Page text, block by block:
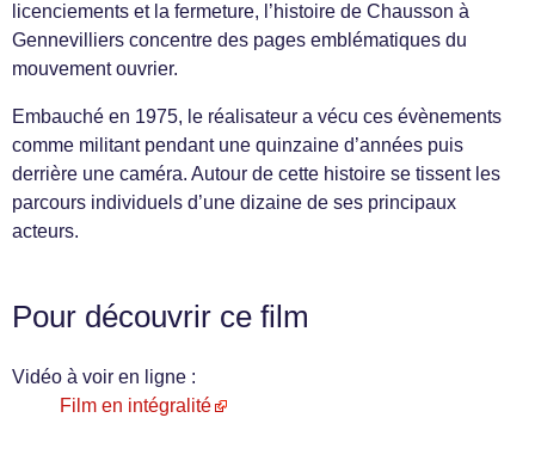
licenciements et la fermeture, l’histoire de Chausson à
Gennevilliers concentre des pages emblématiques du
mouvement ouvrier.
Embauché en 1975, le réalisateur a vécu ces évènements
comme militant pendant une quinzaine d’années puis
derrière une caméra. Autour de cette histoire se tissent les
parcours individuels d’une dizaine de ses principaux
acteurs.
Pour découvrir ce film
Vidéo à voir en ligne :
Film en intégralité